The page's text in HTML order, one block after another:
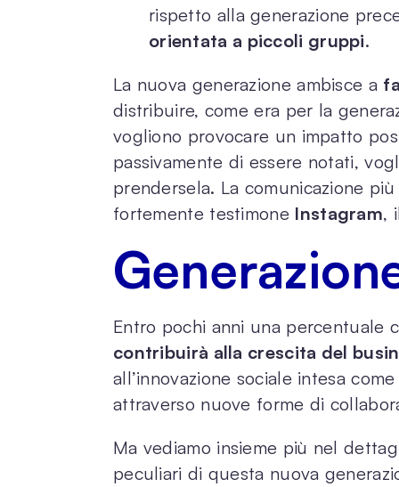
rispetto alla generazione
orientata a piccoli gruppi.
La nuova generazione ambisce a
distribuire, come era per la
vogliono provocare un impatto
passivamente di essere notati,
prendersela. La comunicazione
fortemente testimone Instagram,
Entro pochi anni una percentuale
contribuirà alla crescita del
all’innovazione sociale intesa
attraverso nuove forme di
Ma vediamo insieme più nel
peculiari di questa nuova